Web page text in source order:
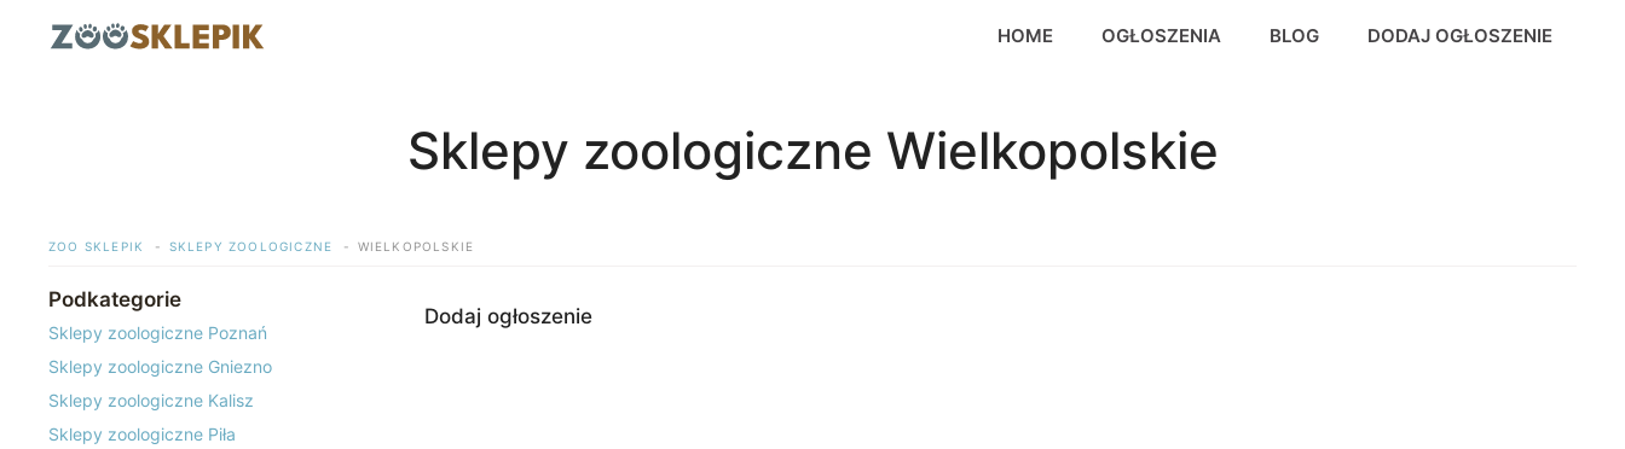
HOME OGŁOSZENIA BLOG DODAJ OGŁOSZENIE
Sklepy zoologiczne Wielkopolskie
ZOO SKLEPIK SKLEPY ZOOLOGICZNE WIELKOPOLSKIE
Podkategorie
Sklepy zoologiczne Poznań
Sklepy zoologiczne Gniezno
Sklepy zoologiczne Kalisz
Sklepy zoologiczne Piła
Dodaj ogłoszenie